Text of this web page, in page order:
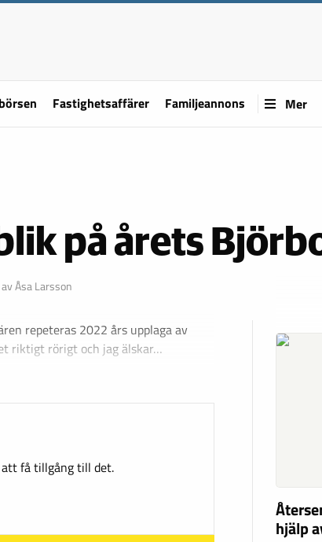
Fastighetsaffärer Familjeannons Mer
på årets
av Åsa Larsson
repeteras 2022 års upplaga av
riktigt rörigt och jag älskar…
få tillgång till det.
hjälp